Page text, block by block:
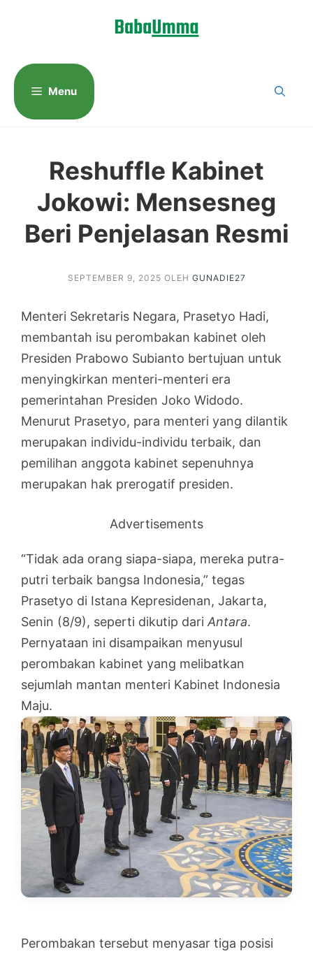
Menu
Reshuffle Kabinet
Jokowi: Mensesneg
Beri Penjelasan Resmi
SEPTEMBER 9, 2025 OLEH GUNADIE27
Menteri Sekretaris Negara, Prasetyo Hadi,
membantah isu perombakan kabinet oleh
Presiden Prabowo Subianto bertujuan untuk
menyingkirkan menteri-menteri era
pemerintahan Presiden Joko Widodo.
Menurut Prasetyo, para menteri yang dilantik
merupakan individu-individu terbaik, dan
pemilihan anggota kabinet sepenuhnya
merupakan hak prerogatif presiden.
Advertisements
“Tidak ada orang siapa-siapa, mereka putra-
putri terbaik bangsa Indonesia,” tegas
Prasetyo di Istana Kepresidenan, Jakarta,
Senin (8/9), seperti dikutip dari Antara.
Pernyataan ini disampaikan menyusul
perombakan kabinet yang melibatkan
sejumlah mantan menteri Kabinet Indonesia
Maju.
Perombakan tersebut menyasar tiga posisi